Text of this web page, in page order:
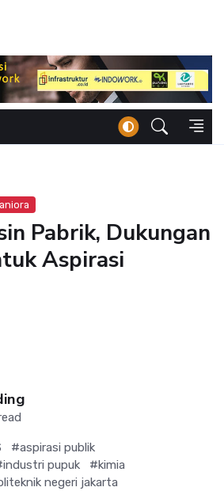
Pabrik, Dukungan
Aspirasi
#aspirasi publik
pupuk
#kimia
negeri jakarta